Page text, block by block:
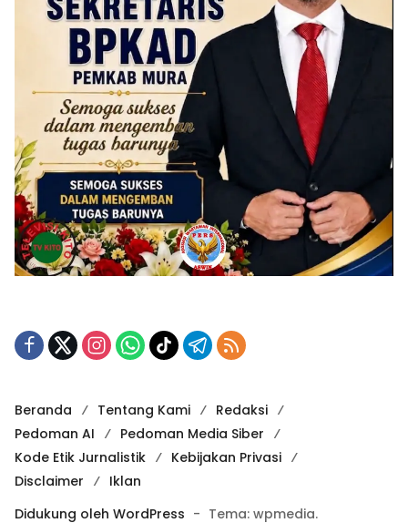
Beranda Tentang Kami
Redaksi
Pedoman AI
Pedoman Media Siber
Kode Etik Jurnalistik
Kebijakan Privasi
Disclaimer
Iklan
Didukung oleh WordPress - Tema: wpmedia.